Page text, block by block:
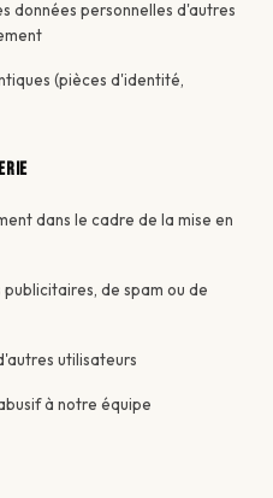
données personnelles d'autres
(pièces d'identité,
dans le cadre de la mise en
de spam ou de
utilisateurs
à notre équipe